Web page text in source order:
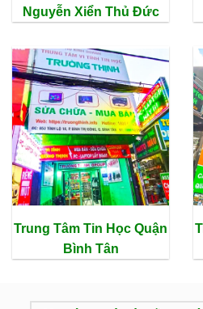
Nguyễn Xiển Thủ Đức
Trung Tâm Tin Học Quận
Bình Tân